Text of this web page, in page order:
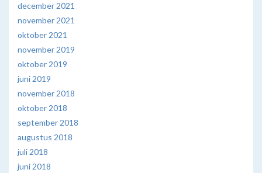
december 2021
november 2021
oktober 2021
november 2019
oktober 2019
juni 2019
november 2018
oktober 2018
september 2018
augustus 2018
juli 2018
juni 2018